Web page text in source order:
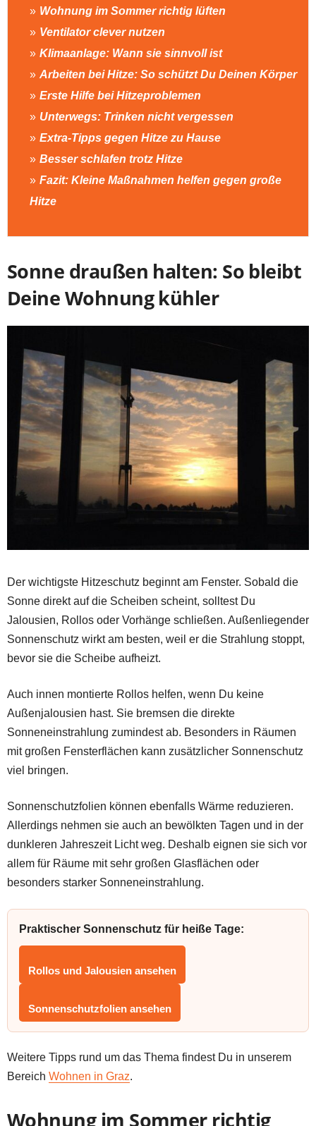
Wohnung im Sommer richtig lüften
Ventilator clever nutzen
Klimaanlage: Wann sie sinnvoll ist
Arbeiten bei Hitze: So schützt Du Deinen Körper
Erste Hilfe bei Hitzeproblemen
Unterwegs: Trinken nicht vergessen
Extra-Tipps gegen Hitze zu Hause
Besser schlafen trotz Hitze
Fazit: Kleine Maßnahmen helfen gegen große
Hitze
Sonne draußen halten: So bleibt
Deine Wohnung kühler
Der wichtigste Hitzeschutz beginnt am Fenster. Sobald die
Sonne direkt auf die Scheiben scheint, solltest Du
Jalousien, Rollos oder Vorhänge schließen. Außenliegender
Sonnenschutz wirkt am besten, weil er die Strahlung stoppt,
bevor sie die Scheibe aufheizt.
Auch innen montierte Rollos helfen, wenn Du keine
Außenjalousien hast. Sie bremsen die direkte
Sonneneinstrahlung zumindest ab. Besonders in Räumen
mit großen Fensterflächen kann zusätzlicher Sonnenschutz
viel bringen.
Sonnenschutzfolien können ebenfalls Wärme reduzieren.
Allerdings nehmen sie auch an bewölkten Tagen und in der
dunkleren Jahreszeit Licht weg. Deshalb eignen sie sich vor
allem für Räume mit sehr großen Glasflächen oder
besonders starker Sonneneinstrahlung.
Praktischer Sonnenschutz für heiße Tage:
Rollos und Jalousien ansehen
Sonnenschutzfolien ansehen
Weitere Tipps rund um das Thema findest Du in unserem
Bereich Wohnen in Graz.
Wohnung im Sommer richtig